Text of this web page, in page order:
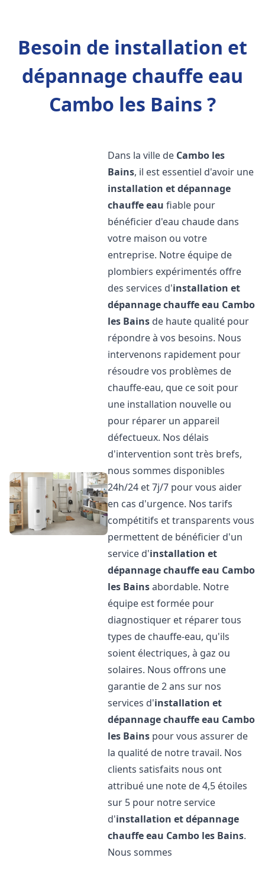
Besoin de installation et
dépannage chauffe eau
Cambo les Bains ?
Dans la ville de Cambo les
Bains, il est essentiel d'avoir une
installation et dépannage
chauffe eau fiable pour
bénéficier d'eau chaude dans
votre maison ou votre
entreprise. Notre équipe de
plombiers expérimentés offre
des services d'installation et
dépannage chauffe eau Cambo
les Bains de haute qualité pour
répondre à vos besoins. Nous
intervenons rapidement pour
résoudre vos problèmes de
chauffe-eau, que ce soit pour
une installation nouvelle ou
pour réparer un appareil
défectueux. Nos délais
d'intervention sont très brefs,
nous sommes disponibles
24h/24 et 7j/7 pour vous aider
en cas d'urgence. Nos tarifs
compétitifs et transparents vous
permettent de bénéficier d'un
service d'installation et
dépannage chauffe eau Cambo
les Bainsabordable. Notre
équipe est formée pour
diagnostiquer et réparer tous
types de chauffe-eau, qu'ils
soient électriques, à gaz ou
solaires. Nous offrons une
garantie de 2 ans sur nos
services d'installation et
dépannage chauffe eau Cambo
les Bains pour vous assurer de
la qualité de notre travail. Nos
clients satisfaits nous ont
attribué une note de 4,5 étoiles
sur 5 pour notre service
d'installation et dépannage
chauffe eau Cambo les Bains.
Nous sommes